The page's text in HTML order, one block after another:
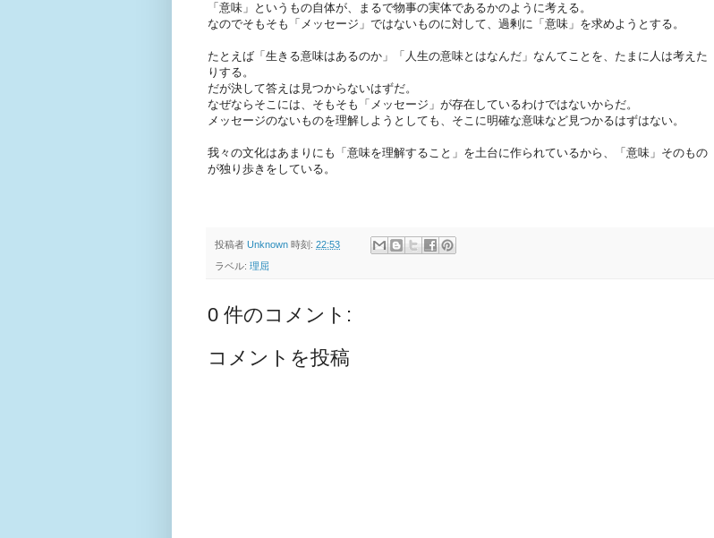
「意味」というもの自体が、まるで物事の実体であるかのように考える。
なのでそもそも「メッセージ」ではないものに対して、過剰に「意味」を求めようとする。
たとえば「生きる意味はあるのか」「人生の意味とはなんだ」なんてことを、たまに人は考えた
りする。
だが決して答えは見つからないはずだ。
なぜならそこには、そもそも「メッセージ」が存在しているわけではないからだ。
メッセージのないものを理解しようとしても、そこに明確な意味など見つかるはずはない。
我々の文化はあまりにも「意味を理解すること」を土台に作られているから、「意味」そのもの
が独り歩きをしている。
投稿者 Unknown 時刻: 22:53
ラベル: 理屈
0 件のコメント:
コメントを投稿